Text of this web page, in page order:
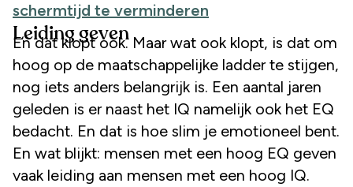
schermtijd te verminderen
Leiding geven
En dat klopt ook. Maar wat ook klopt, is dat om
hoog op de maatschappelijke ladder te stijgen,
nog iets anders belangrijk is. Een aantal jaren
geleden is er naast het IQ namelijk ook het EQ
bedacht. En dat is hoe slim je emotioneel bent.
En wat blijkt: mensen met een hoog EQ geven
vaak leiding aan mensen met een hoog IQ.